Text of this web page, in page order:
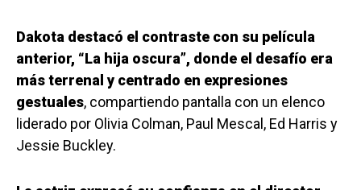
Dakota destacó el contraste con su película
anterior, “La hija oscura”, donde el desafío era
más terrenal y centrado en expresiones
gestuales, compartiendo pantalla con un elenco
liderado por Olivia Colman, Paul Mescal, Ed Harris y
Jessie Buckley.